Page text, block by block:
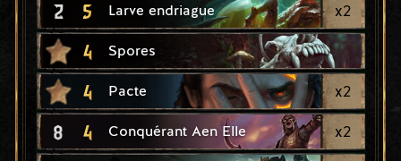
2 5 Larve endriague x2
4 Spores
4 Pacte x2
8 4 Conquérant Aen Elle x2